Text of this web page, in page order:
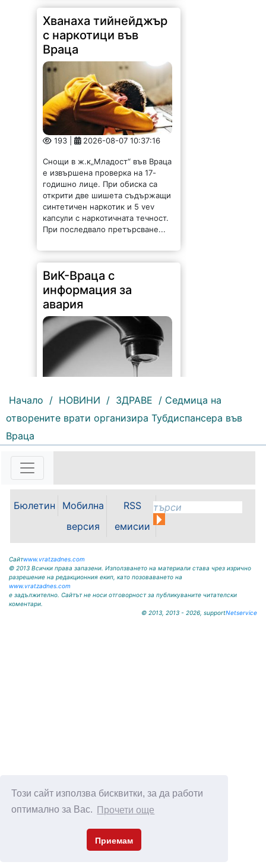
Този сайт използва бисквитки, за да работи
оптимално за Вас.
Прочети още
Приемам
Хванаха тийнейджър
с наркотици във
Враца
193 | 2026-08-07 10:37:16
Снощи в ж.к„Младост“ във Враца
е извършена проверка на 17-
годишно лице. При обиска са
открити две шишета съдържащи
синтетичен наркотик и 5 vev
капсули с наркотичната течност.
При последвало претърсване...
ВиК-Враца с
информация за
авария
213 | 2026-08-07 10:31:48
"Водоснабдяване и канализация“
ООД – Враца уведомява своите
възникнала аварийна ситуация е
спряно водоподаването в
ул."Никола Вапцаров" днес
07.08.2026г. до отстраняване на
аварията. Тел.: 092 66 11 19 Тел.:
0889 316...
Начало / НОВИНИ / ЗДРАВЕ / Седмица на
отворените врати организира Тубдиспансера във
Враца
Бюлетин
Мобилна
версия
RSS
емисии
Сайтwww.vratzadnes.com
© 2013 Всички права запазени. Използването на материали става чрез изрично
разрешение на редакционния екип, като позоваването на
www.vratzadnes.com
е задължително. Сайтът не носи отговорност за публикуваните читателски
коментари.
© 2013, 2013 - 2026, supportNetservice